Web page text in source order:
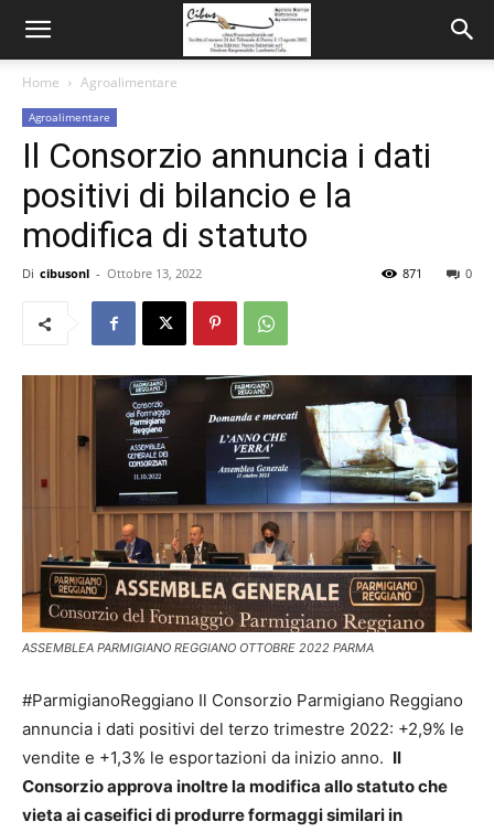
Home Agroalimentare
Agroalimentare
Il Consorzio annuncia i dati
positivi di bilancio e la
modifica di statuto
Di cibusonl - Ottobre 13, 2022 0
871
ASSEMBLEA PARMIGIANO REGGIANO OTTOBRE 2022 PARMA
#ParmigianoReggiano Il Consorzio Parmigiano Reggiano
annuncia i dati positivi del terzo trimestre 2022: +2,9% le
vendite e +1,3% le esportazioni da inizio anno. Il
Consorzio approva inoltre la modifica allo statuto che
vieta ai caseifici di produrre formaggi similari in